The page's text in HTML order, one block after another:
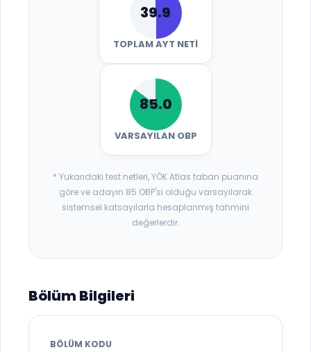
39.9
TOPLAM AYT NETI
85.0
VARSAYILAN OBP
* Yukarıdaki test netleri, YÖK Atlas taban puanına
göre ve adayın 85 OBP'si olduğu varsayılarak
sistemsel katsayılarla hesaplanmış tahmini
değerlerdir.
Bölüm Bilgileri
BÖLÜM KODU